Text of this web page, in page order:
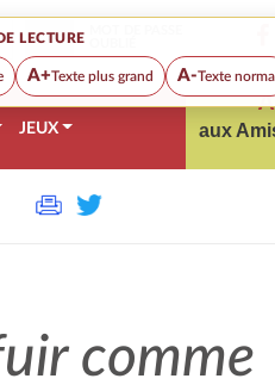
LECTURE
A+Texte plus grand A-Texte
JEUX aux
comme